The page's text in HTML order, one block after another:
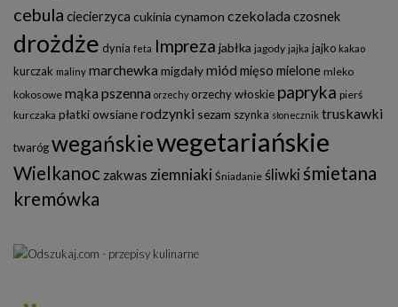
cebula ciecierzyca cukinia cynamon czekolada czosnek
drożdże dynia feta Impreza jabłka jagody jajka jajko kakao
kurczak maliny marchewka migdałymiód mięso mielone mleko
kokosowe mąka pszenna orzechy orzechy włoskie papryka pierś
kurczaka płatki owsianerodzynki sezam szynka słonecznik truskawki
twarógwegańskiewegetariańskie
Wielkanoc zakwas ziemniaki Śniadanie śliwki śmietana
kremówka